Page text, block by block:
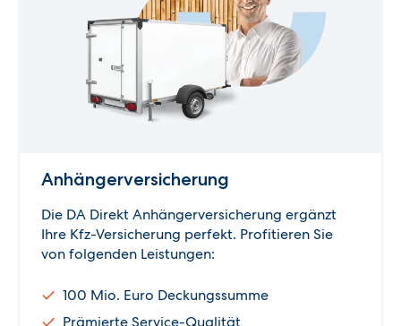
Anhänger­versicherung
Die DA Direkt Anhängerversicherung ergänzt
Ihre Kfz-Versicherung perfekt. Profitieren Sie
von folgenden Leistungen:
100 Mio. Euro Deckungssumme
Prämierte Service-Qualität